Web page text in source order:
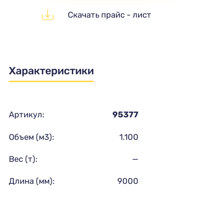
Скачать прайс - лист
Характеристики
Артикул: 95377
Объем (м3): 1.100
Вес (т): —
Длина (мм): 9000